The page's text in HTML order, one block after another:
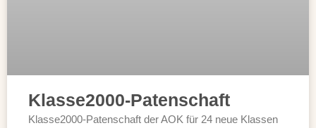
Klasse2000-Patenschaft
Klasse2000-Patenschaft der AOK für 24 neue Klassen